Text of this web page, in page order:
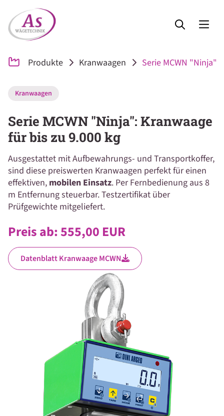
Produkte Kranwaagen Serie MCWN "Ninja":
Kranwaagen
Serie MCWN "Ninja": Kranwaage
für bis zu 9.000 kg
Ausgestattet mit Aufbewahrungs- und Transportkoffer,
sind diese preiswerten Kranwaagen perfekt für einen
effektiven, mobilen Einsatz. Per Fernbedienung aus 8
m Entfernung steuerbar. Testzertifikat über
Prüfgewichte mitgeliefert.
Preis ab: 555,00 EUR
Datenblatt Kranwaage MCWN